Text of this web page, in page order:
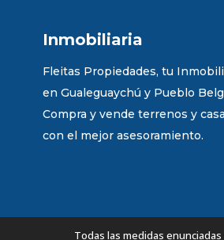
Inmobiliaria
Fleitas Propiedades, tu
en Gualeguaychú y Pueblo
Compra y vende terrenos y
con el mejor asesoramiento.
Todas las medidas